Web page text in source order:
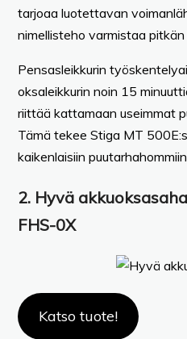
tarjoaa luotettavan
nimellisteho varmistaa
Pensasleikkurin
oksaleikkurin noin 15
riittää kattamaan useimmat
Tämä tekee Stiga MT
kaikenlaisiin puutarhahommiin.
2. Hyvä akkuoksasaha
FHS-0X
Katso tuote!